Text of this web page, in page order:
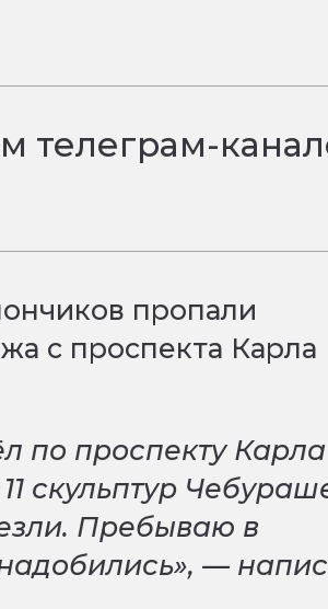
телеграм-
пропали
с проспекта Карла
по проспекту Карла
скульптур
Пребываю в
—